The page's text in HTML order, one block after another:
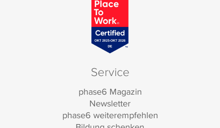
Service
phase6 Magazin
Newsletter
phase6 weiterempfehlen